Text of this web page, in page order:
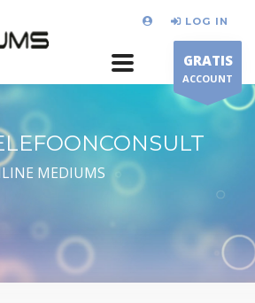
LOG IN
GRATIS
ACCOUNT
MEDIUMS